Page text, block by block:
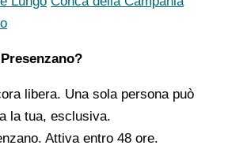
libera. Una sola persona può
la tua, esclusiva.
Attiva entro 48 ore.